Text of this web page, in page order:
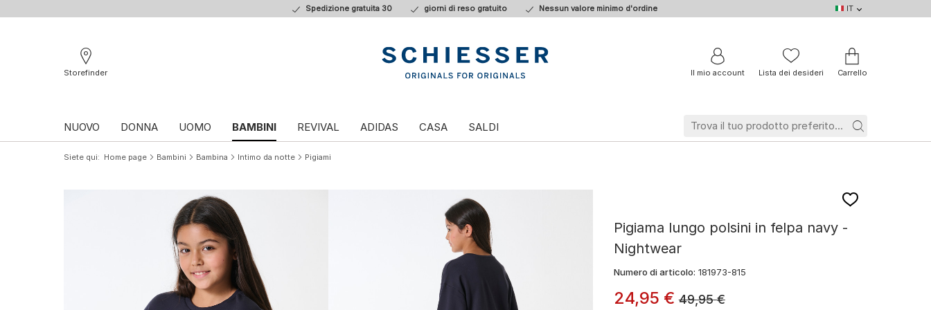
Spedizione gratuita 30 giorni di reso gratuito Nessun valore minimo d'ordine
IT
DE
IT
BE
FR
Storefinder
Il mio account Lista dei desideri Carrello
NUOVO DONNA UOMO BAMBINI REVIVAL ADIDAS CASA SALDI
Siete qui Home page Bambini Bambina Intimo da notte Pigiami
Pigiama lungo polsini in felpa navy -
Nightwear
Numero di articolo: 181973-815
24,95 €49,95 €